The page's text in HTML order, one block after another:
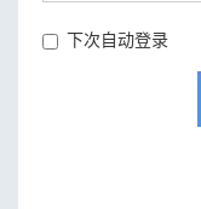
下次自动登录